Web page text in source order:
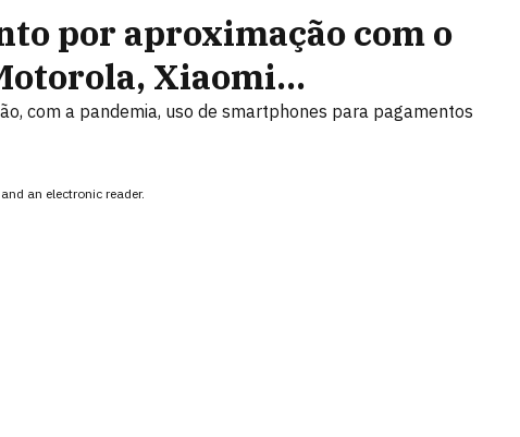
por aproximação com o
Xiaomi...
com a pandemia, uso de smartphones para pagamentos
an electronic reader.